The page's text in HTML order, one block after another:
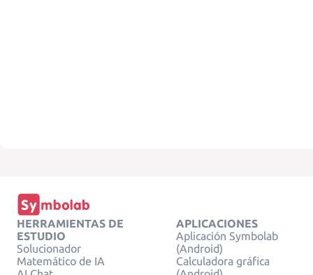
HERRAMIENTAS DE
ESTUDIO
Solucionador
Matemático de IA
APLICACIONES
Aplicación Symbolab
(Android)
Calculadora gráfica